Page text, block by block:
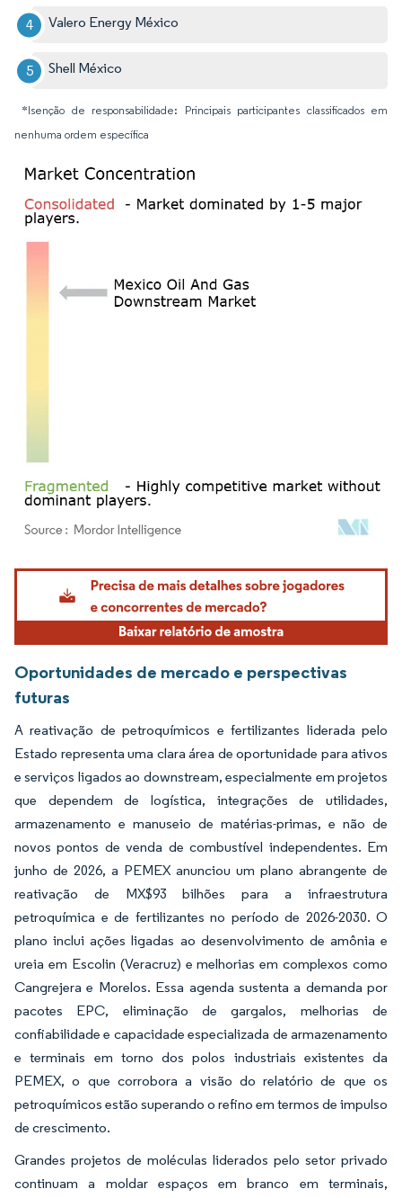
Valero Energy México
Shell México
*Isenção de responsabilidade: Principais participantes classificados em
nenhuma ordem específica
Imagem © Mordor Intelligence. O reuso requer atribuição conforme CC BY 4.0.
Oportunidades de mercado e perspectivas
futuras
A reativação de petroquímicos e fertilizantes liderada pelo
Estado representa uma clara área de oportunidade para ativos
e serviços ligados ao downstream, especialmente em projetos
que dependem de logística, integrações de utilidades,
armazenamento e manuseio de matérias-primas, e não de
novos pontos de venda de combustível independentes. Em
junho de 2026, a PEMEX anunciou um plano abrangente de
reativação de MX$93 bilhões para a infraestrutura
petroquímica e de fertilizantes no período de 2026-2030. O
plano inclui ações ligadas ao desenvolvimento de amônia e
ureia em Escolin (Veracruz) e melhorias em complexos como
Cangrejera e Morelos. Essa agenda sustenta a demanda por
pacotes EPC, eliminação de gargalos, melhorias de
confiabilidade e capacidade especializada de armazenamento
e terminais em torno dos polos industriais existentes da
PEMEX, o que corrobora a visão do relatório de que os
petroquímicos estão superando o refino em termos de impulso
de crescimento.
Grandes projetos de moléculas liderados pelo setor privado
continuam a moldar espaços em branco em terminais,